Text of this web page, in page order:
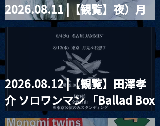
2026.08.11 |【観覧】夜）月
見ル君想フpre. Sugar Shock
2026.08.12 |【観覧】田澤孝
介 ソロワンマン 「Ballad Box
2026」